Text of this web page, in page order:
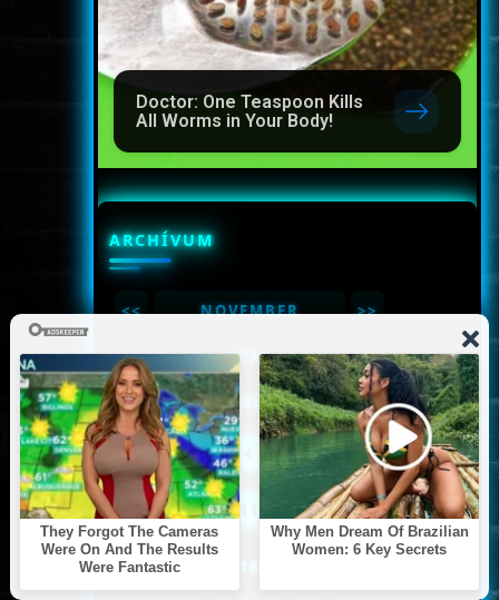
Doctor: One Teaspoon Kills
All Worms in Your Body!
ARCHÍVUM
<< NOVEMBER >>
<< 2021 >>
HÉ KE SZE CSÜ PÉ SZO VA
1 2 3 5 6 7
9 10 11 12 13 14
15 16